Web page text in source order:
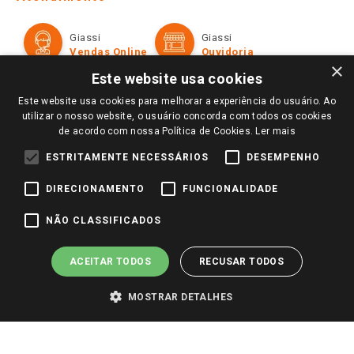
Televendas
Perguntas frequentes
Trabalhe Conosco
Identidade Visual
Formas de Pagamento
Políticas de entrega
Trocas e Devoluções
Giassi
Vendas Online
Giassi
Ouvidoria
Redes Sociais
Pagamento e Segurança
×
Este website usa cookies
Este website usa cookies para melhorar a experiência do usuário. Ao
utilizar o nosso website, o usuário concorda com todos os cookies
de acordo com nossa Política de Cookies. Ler mais
ESTRITAMENTE NECESSÁRIOS DESEMPENHO
DIRECIONAMENTO FUNCIONALIDADE
NÃO CLASSIFICADOS
ACEITAR TODOS RECUSAR TODOS
MOSTRAR DETALHES